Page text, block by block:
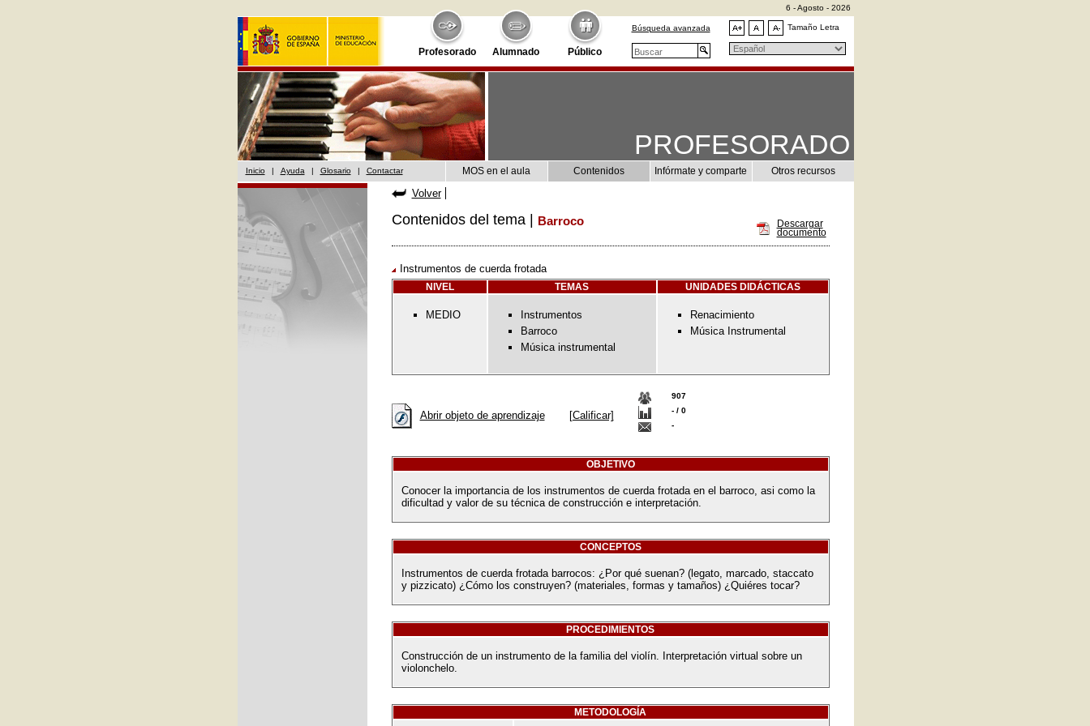
Profesorado Alumnado Público
6 - Agosto - 2026
Búsqueda avanzada Tamaño Letra
PROFESORADO
Inicio | Ayuda | Glosario | Contactar MOS en el aula Contenidos Infórmate y comparte Otros recursos
Volver
Descargar
documento
Contenidos del tema | Barroco
Instrumentos de cuerda frotada
NIVEL TEMAS UNIDADES DIDÁCTICAS
MEDIO
Instrumentos
Barroco
Música instrumental
Renacimiento
Música Instrumental
Abrir objeto de aprendizaje [Calificar]
907
- / 0
-
OBJETIVO
Conocer la importancia de los instrumentos de cuerda frotada en el barroco, asi como la
dificultad y valor de su técnica de construcción e interpretación.
CONCEPTOS
Instrumentos de cuerda frotada barrocos: ¿Por qué suenan? (legato, marcado, staccato
y pizzicato) ¿Cómo los construyen? (materiales, formas y tamaños) ¿Quiéres tocar?
PROCEDIMIENTOS
Construcción de un instrumento de la familia del violín. Interpretación virtual sobre un
violonchelo.
METODOLOGÍA